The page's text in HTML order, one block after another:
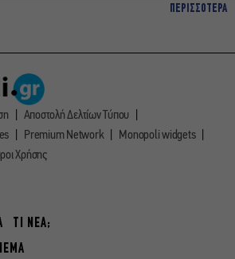
ΠΕΡΙΣΣΟΤΕΡΑ
Αποστολή Δελτίων Τύπου
Premium Network
Monopoli widgets
Χρήσης
ΤΙ ΝΕΑ;